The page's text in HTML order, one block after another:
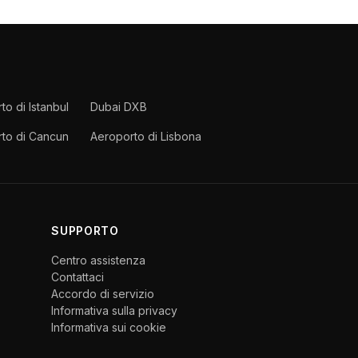
di Istanbul Dubai DXB
di Cancun Aeroporto di Lisbona
SUPPORTO
Centro assistenza
Contattaci
Accordo di servizio
Informativa sulla privacy
Informativa sui cookie